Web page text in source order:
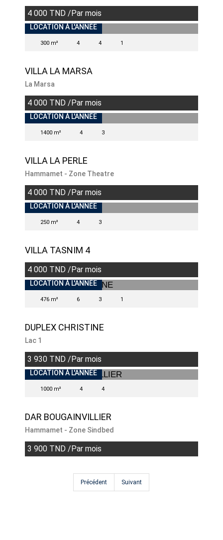
4 000 TND /Par mois
INDISPONIBLE
LOCATION À L'ANNÉE
300 m² 4 4 1
VILLA LA MARSA
La Marsa
4 000 TND /Par mois
INDISPONIBLE
LOCATION À L'ANNÉE
1400 m² 4 3
VILLA LA PERLE
Hammamet - Zone Theatre
4 000 TND /Par mois
INDISPONIBLE
LOCATION À L'ANNÉE
250 m² 4 3
VILLA TASNIM 4
4 000 TND /Par mois
INDISPONIBLE
LOCATION À L'ANNÉE
476 m² 6 3 1
DUPLEX CHRISTINE
Lac 1
3 930 TND /Par mois
INDISPONIBLE
LOCATION À L'ANNÉE
1000 m² 4 4
DAR BOUGAINVILLIER
Hammamet - Zone Sindbed
3 900 TND /Par mois
Précédent Suivant